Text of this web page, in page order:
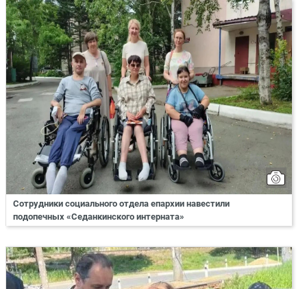
Сотрудники социального отдела епархии навестили
подопечных «Седанкинского интерната»